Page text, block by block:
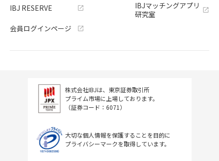
IBJ RESERVE
会員ログインページ
IBJマッチングアプリ
研究室
株式会社IBJは、東京証券取引所
プライム市場に上場しております。
（証券コード：6071）
大切な個人情報を保護することを目的に
プライバシーマークを取得しています。